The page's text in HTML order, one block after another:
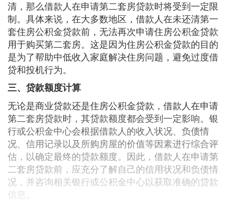
清，那么借款人在申请第二套房贷款时将受到一定限
制。具体来说，在大多数地区，借款人在未还清第一
套住房公积金贷款前，无法再次申请住房公积金贷款
用于购买第二套房。这是因为住房公积金贷款的目的
是为了帮助中低收入家庭解决住房问题，避免过度借
贷和投机行为。
三、贷款额度计算
无论是商业贷款还是住房公积金贷款，借款人在申请
第二套房贷款时，其贷款额度都会受到一定影响。银
行或公积金中心会根据借款人的收入状况、负债情
况、信用记录以及所购房屋的价值等因素进行综合评
估，以确定最终的贷款额度。因此，借款人在申请第
二套房贷款前，应充分了解自己的信用状况和负债情
况，并咨询相关银行或公积金中心以获取准确的贷款
信息。